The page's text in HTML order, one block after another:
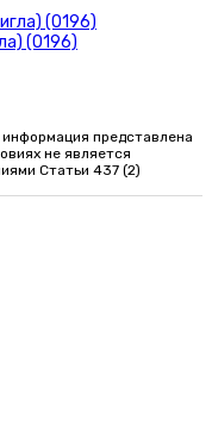
(0196)
представлена
не является
Статьи 437 (2)